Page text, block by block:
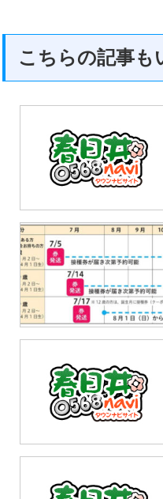
こちらの記事も